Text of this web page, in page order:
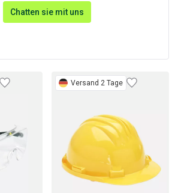
Chatten sie mit uns
Versand 2 Tage